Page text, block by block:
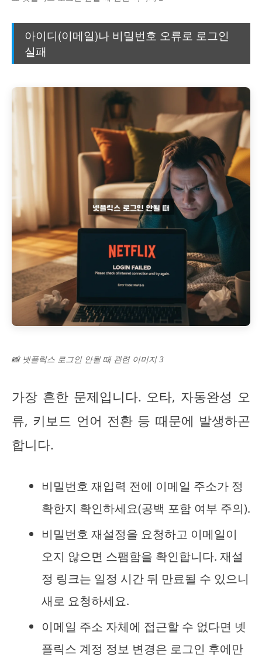
아이디(이메일)나 비밀번호 오류로 로그인
실패
📸 넷플릭스 로그인 안될 때 관련 이미지 3
가장 흔한 문제입니다. 오타, 자동완성 오
류, 키보드 언어 전환 등 때문에 발생하곤
합니다.
비밀번호 재입력 전에 이메일 주소가 정
확한지 확인하세요(공백 포함 여부 주의).
비밀번호 재설정을 요청하고 이메일이
오지 않으면 스팸함을 확인합니다. 재설
정 링크는 일정 시간 뒤 만료될 수 있으니
새로 요청하세요.
이메일 주소 자체에 접근할 수 없다면 넷
플릭스 계정 정보 변경은 로그인 후에만